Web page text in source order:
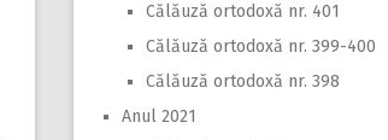
Călăuză ortodoxă nr. 401
Călăuză ortodoxă nr. 399-400
Călăuză ortodoxă nr. 398
Anul 2021